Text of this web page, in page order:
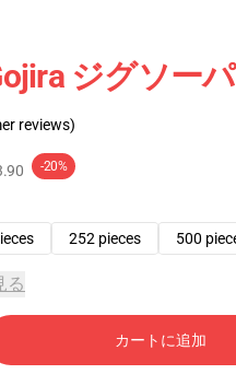
ジグソー
reviews)
-20%
252 pieces 500
る
カートに追加